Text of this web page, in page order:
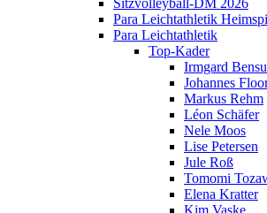
Para Leichtathletik
Para Leichtathletik
Top-Kader
Irmgard
Johannes
Markus Rehm
Léon Schäfer
Nele Moos
Lise Petersen
Jule Roß
Tomomi
Elena Kratter
Kim Vaske